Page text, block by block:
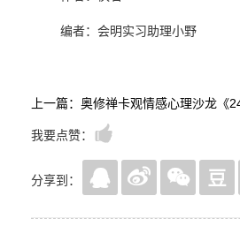
编者：会明实习助理小野
我要点赞：
分享到：